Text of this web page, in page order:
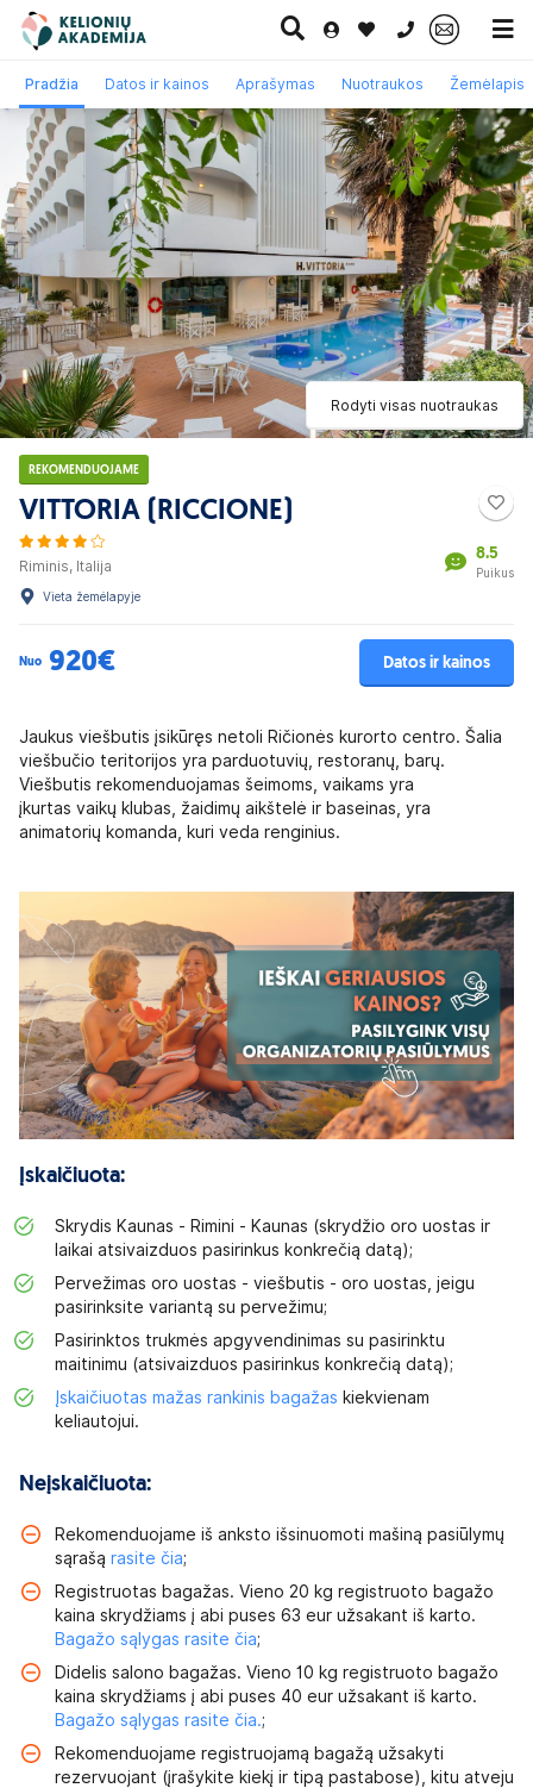
0 700 11007
Paskutinė
minutė
Pažintinės
kelionės
Egzotinės
kelionės
Kruizai
Rodyti visas nuotraukas
REKOMENDUOJAME
VITTORIA (RICCIONE)
Riminis, Italija
8.5
Puikus
Vieta žemėlapyje
Nuo 920€ Datos ir kainos
Jaukus viešbutis įsikūręs netoli Ričionės kurorto centro. Šalia
viešbučio teritorijos yra parduotuvių, restoranų, barų.
Viešbutis rekomenduojamas šeimoms, vaikams yra
įkurtas vaikų klubas, žaidimų aikštelė ir baseinas, yra
animatorių komanda, kuri veda renginius.
Pradžia Datos ir kainos Aprašymas Nuotraukos Žemėlapis
Įskaičiuota:
Skrydis Kaunas - Rimini - Kaunas (skrydžio oro uostas ir
laikai atsivaizduos pasirinkus konkrečią datą);
Pervežimas oro uostas - viešbutis - oro uostas, jeigu
pasirinksite variantą su pervežimu;
Pasirinktos trukmės apgyvendinimas su pasirinktu
maitinimu (atsivaizduos pasirinkus konkrečią datą);
Įskaičiuotas mažas rankinis bagažas kiekvienam
keliautojui.
Neįskaičiuota:
Rekomenduojame iš anksto išsinuomoti mašiną pasiūlymų
sąrašą rasite čia;
Registruotas bagažas. Vieno 20 kg registruoto bagažo
kaina skrydžiams į abi puses 63 eur užsakant iš karto.
Bagažo sąlygas rasite čia;
Didelis salono bagažas. Vieno 10 kg registruoto bagažo
kaina skrydžiams į abi puses 40 eur užsakant iš karto.
Bagažo sąlygas rasite čia.;
Rekomenduojame registruojamą bagažą užsakyti
rezervuojant (įrašykite kiekį ir tipą pastabose), kitu atveju